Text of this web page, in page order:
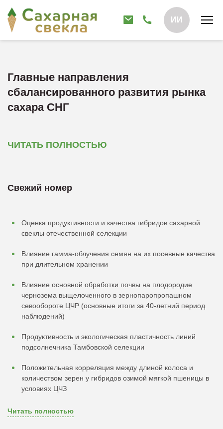
ИИ
Главные направления
сбалансированного развития рынка
сахара СНГ
ЧИТАТЬ ПОЛНОСТЬЮ
Свежий номер
Оценка продуктивности и качества гибридов сахарной
свеклы отечественной селекции
Влияние гамма-облучения семян на их посевные качества
при длительном хранении
Влияние основной обработки почвы на плодородие
чернозема выщелоченного в зернопаропропашном
севообороте ЦЧР (основные итоги за 40-летний период
наблюдений)
Продуктивность и экологическая пластичность линий
подсолнечника Тамбовской селекции
Положительная корреляция между длиной колоса и
количеством зерен у гибридов озимой мягкой пшеницы в
условиях ЦЧЗ
Читать полностью